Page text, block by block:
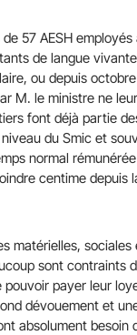
57 AESH
de langue
ou depuis
M. le ministre ne
font déjà partie
du Smic et
normal
centime depuis
matérielles,
sont contraints
payer leur
dévouement et
absolument besoin